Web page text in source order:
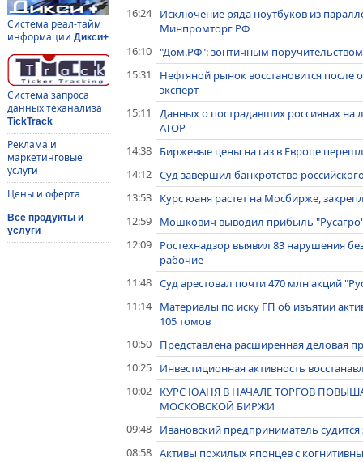
Система реал-тайм
информации Дикси+
Система запроса
данных теханализа
TickTrack
Реклама и
маркетинговые
услуги
Цены и оферта
Все продукты и
услуги
16:24
Исключение ряда ноутбуков из
Минпромторг РФ
16:10 "Дом.РФ": зонтичным
15:31
Нефтяной рынок восстановится после
эксперт
15:11
Данных о пострадавших россиянах на
АТОР
14:38
Биржевые цены на газ в Европе
14:12 Суд завершил банкротство
13:53
Курс юаня растет на Мосбирже,
12:59
Мошкович выводил прибыль
12:09
Ростехнадзор выявил 83 нарушения
рабочие
11:48 Суд арестовал почти 470 млн акций
11:14
Материалы по иску ГП об изъятии
105 томов
10:50
Представлена расширенная деловая
10:25
Инвестиционная активность
10:02
КУРС ЮАНЯ В НАЧАЛЕ ТОРГОВ
МОСКОВСКОЙ БИРЖИ
09:48
Ивановский предприниматель
08:58 Активы пожилых японцев с